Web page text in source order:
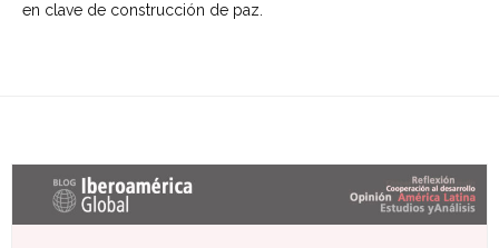
en clave de construcción de paz.
Últimas entradas Blog Iberoamérica global